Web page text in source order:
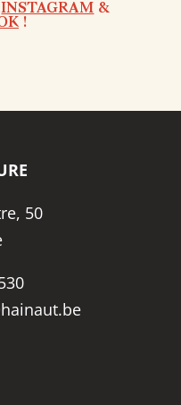
INSTAGRAM &
!
50